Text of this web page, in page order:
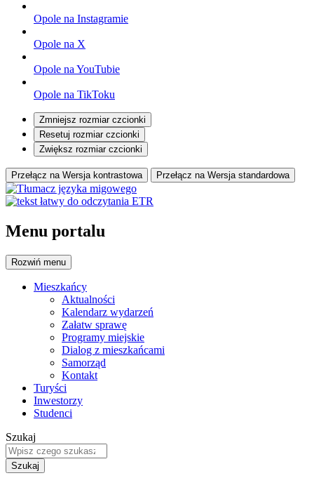
Opole na Instagramie
Opole na X
Opole na YouTubie
Opole na TikToku
Zmniejsz rozmiar czcionki
Resetuj rozmiar czcionki
Zwiększ rozmiar czcionki
Przełącz na Wersja kontrastowa Przełącz na Wersja standardowa
Menu portalu
Rozwiń menu
Mieszkańcy
Aktualności
Kalendarz wydarzeń
Załatw sprawę
Programy miejskie
Dialog z mieszkańcami
Samorząd
Kontakt
Turyści
Inwestorzy
Studenci
Szukaj